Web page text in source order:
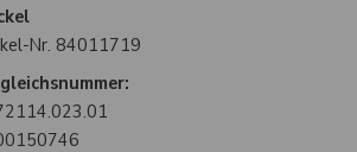
Nr. 84011719